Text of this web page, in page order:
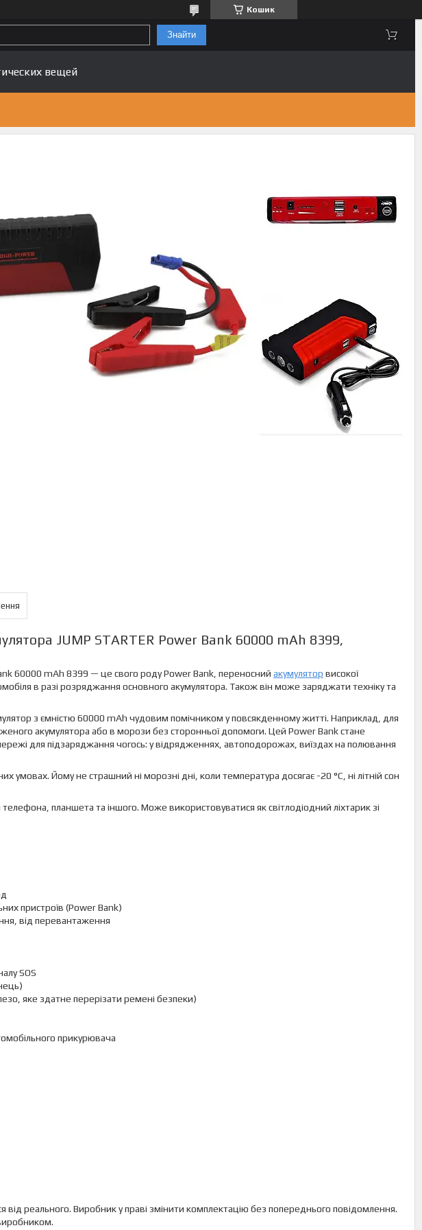
Кошик
Знайти
вещей
JUMP STARTER Power Bank 60000 mAh 8399,
60000 mAh 8399 — це свого роду Power Bank, переносний акумулятор високої
в разі розряджання основного акумулятора. Також він може заряджати техніку та
з ємністю 60000 mAh чудовим помічником у повсякденному житті. Наприклад, для
акумулятора або в морози без сторонньої допомоги. Цей Power Bank стане
для підзаряджання чогось: у відрядженнях, автоподорожах, виїздах на полювання
Йому не страшний ні морозні дні, коли температура досягає -20 °C, ні літній сон
планшета та іншого. Може використовуватися як світлодіодний ліхтарик зі
пристроїв (Power Bank)
від перевантаження
SOS
яке здатне перерізати ремені безпеки)
прикурювача
від реального. Виробник у праві змінити комплектацію без попереднього повідомлення.